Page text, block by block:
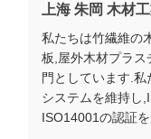
上海 朱岡 木材
私たちは竹繊維の
板,屋外木材プラ
門としています.
システムを維持し
ISO14001の認証